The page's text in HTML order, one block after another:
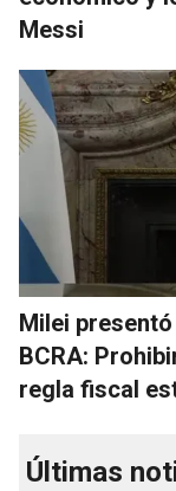
Messi
Milei
BCRA:
regla fiscal
Últimas